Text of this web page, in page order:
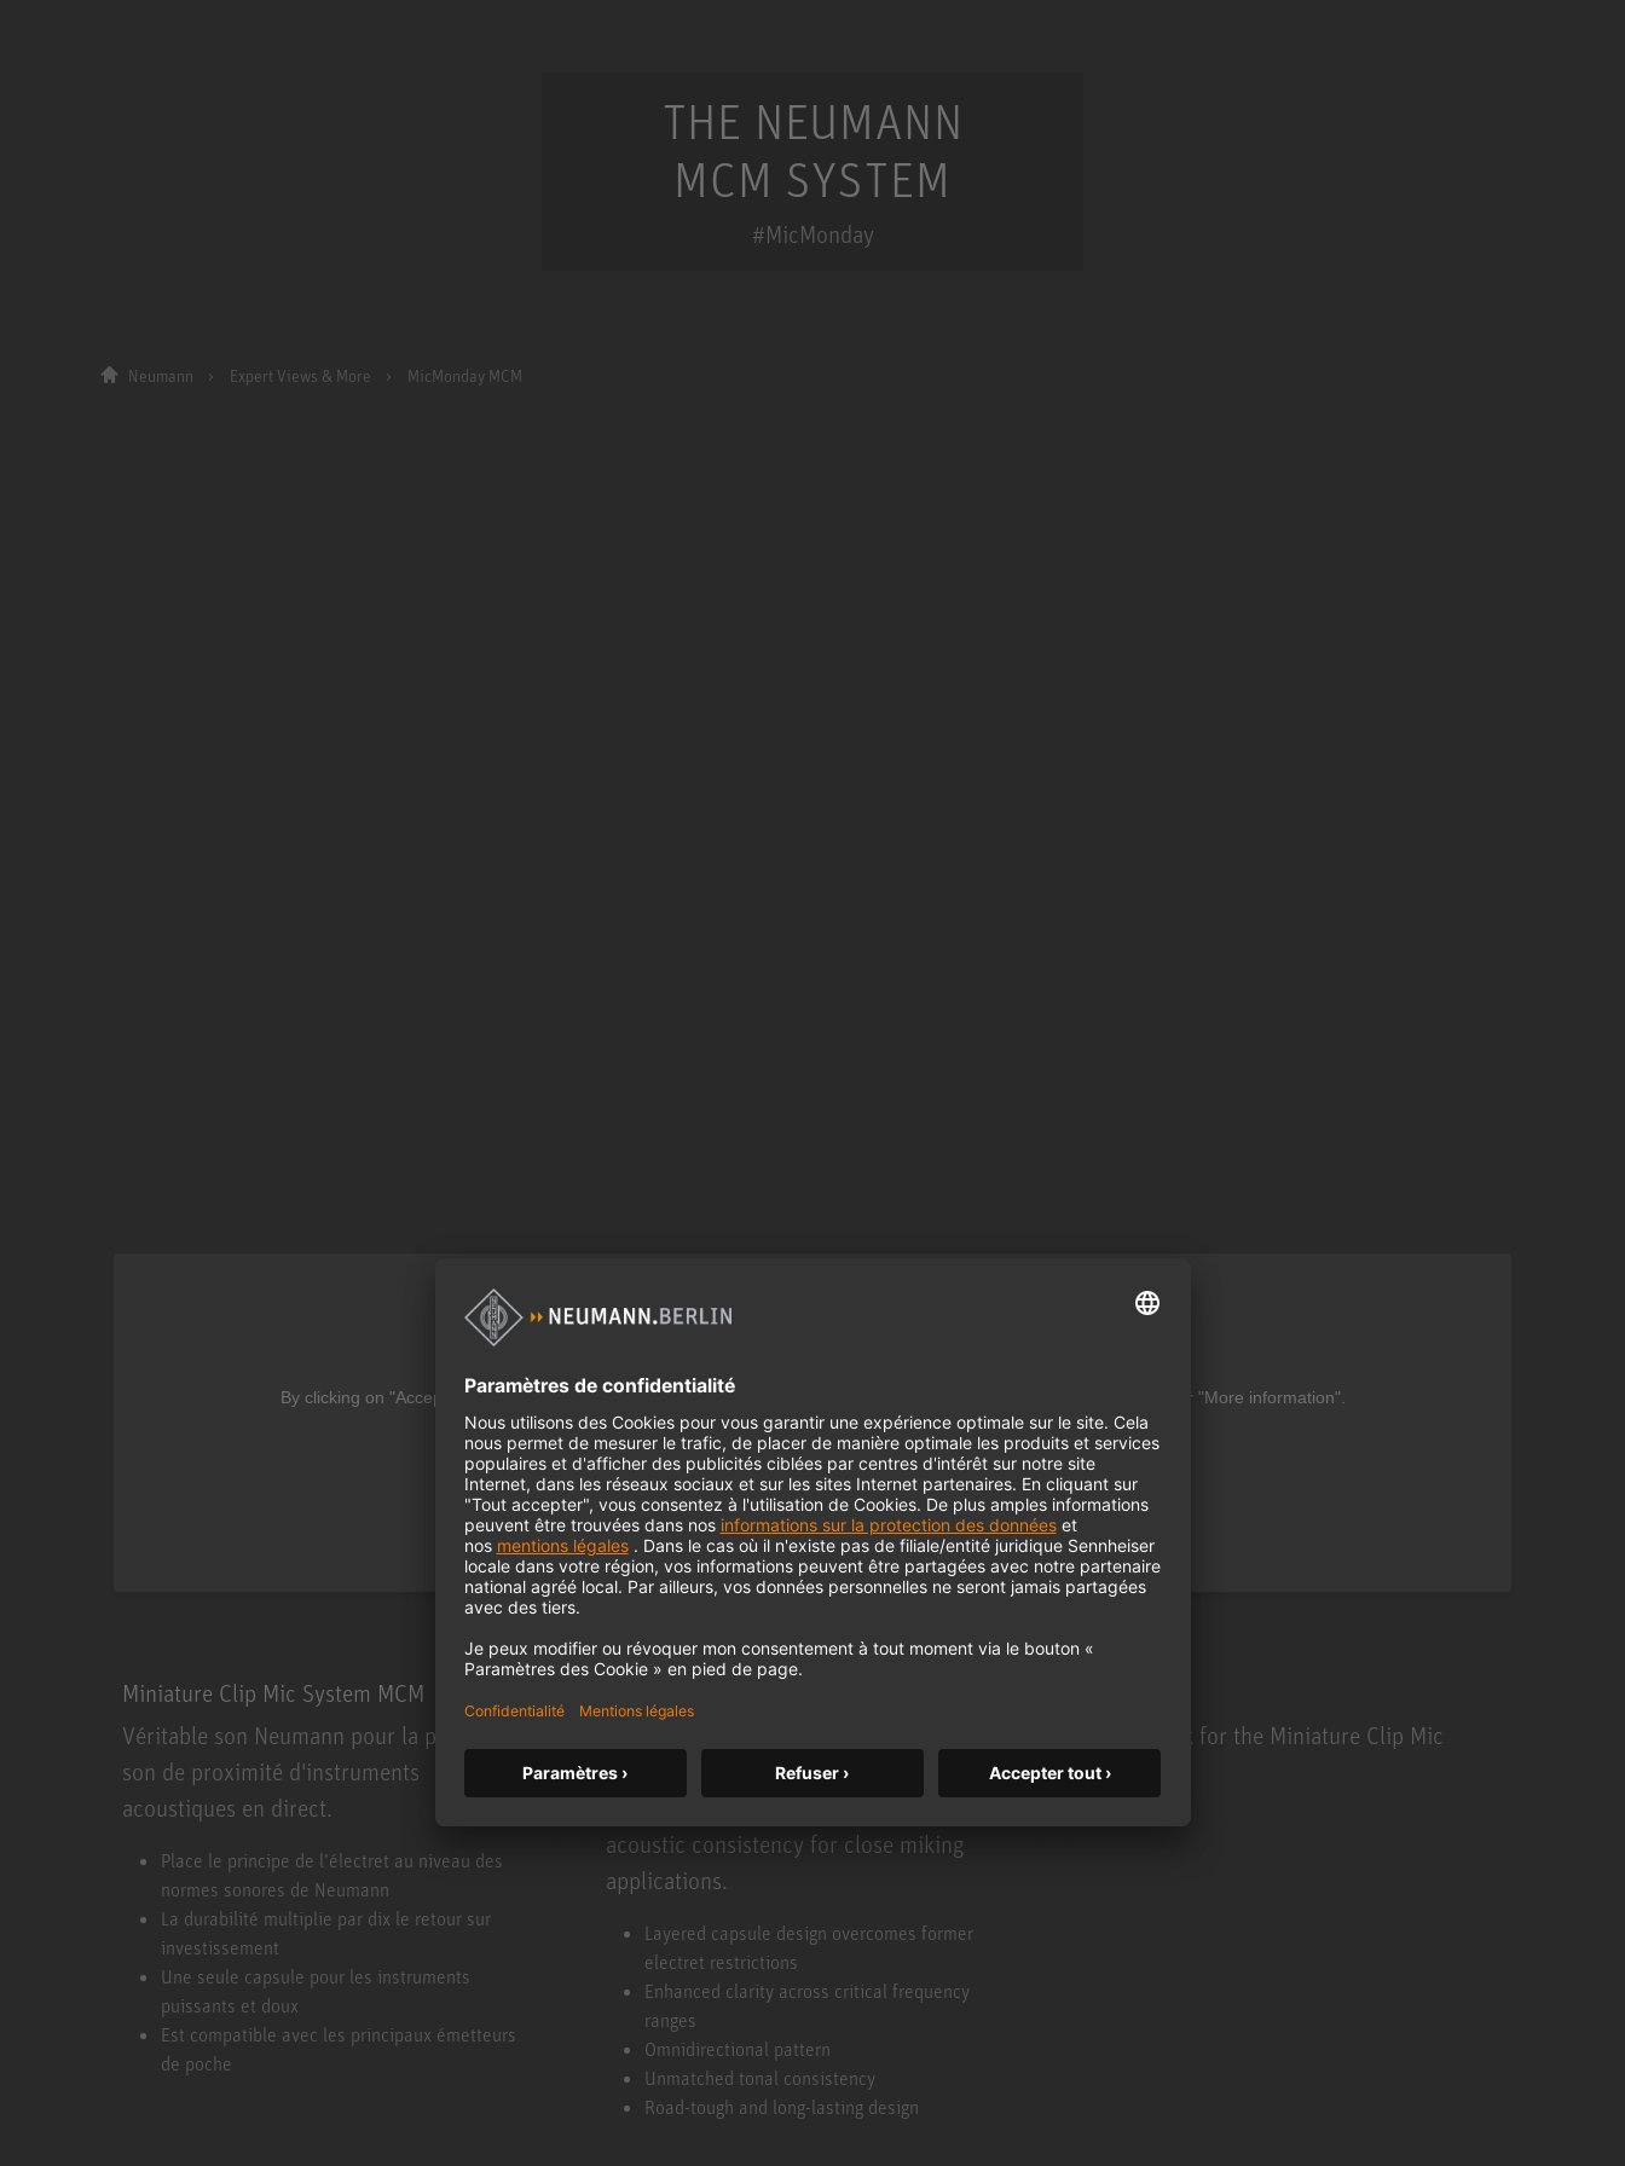
THE NEUMANN
MCM SYSTEM
#MicMonday
Neumann Expert Views & More MicMonday MCM
By clicking on "Accept" you agree to the data processing to. Further information on data processing can be found under "More information".
More information Accept
Miniature Clip Mic System MCM
Véritable son Neumann pour la prise de
son de proximité d'instruments
acoustiques en direct.
Miniature Clip Mic System MCM
Place le principe de l’électret au niveau des
normes sonores de Neumann
La durabilité multiplie par dix le retour sur
investissement
Une seule capsule pour les instruments
puissants et doux
Est compatible avec les principaux émetteurs
de poche
system, the KK 13 omni capsule delivers
perfect, wonderfully open sound and
acoustic consistency for close miking
applications.
KK 13 Layered capsule design overcomes former
electret restrictions
Enhanced clarity across critical frequency
ranges
Omnidirectional pattern
Unmatched tonal consistency
Road-tough and long-lasting design
Gooseneck for the Miniature Clip Mic
System
SH 100